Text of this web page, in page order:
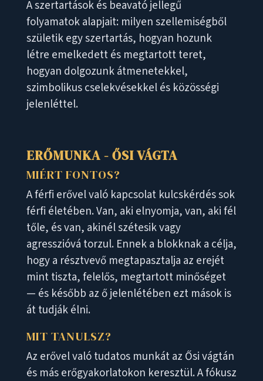
A szertartások és beavató jellegű
folyamatok alapjait: milyen szellemiségből
születik egy szertartás, hogyan hozunk
létre emelkedett és megtartott teret,
hogyan dolgozunk átmenetekkel,
szimbolikus cselekvésekkel és közösségi
jelenléttel.
ERŐMUNKA - ŐSI VÁGTA
MIÉRT FONTOS?
A férfi erővel való kapcsolat kulcskérdés sok
férfi életében. Van, aki elnyomja, van, aki fél
tőle, és van, akinél szétesik vagy
agresszióvá torzul. Ennek a blokknak a célja,
hogy a résztvevő megtapasztalja az erejét
mint tiszta, felelős, megtartott minőséget
— és később az ő jelenlétében ezt mások is
át tudják élni.
MIT TANULSZ?
Az erővel való tudatos munkát az Ősi vágtán
és más erőgyakorlatokon keresztül. A fókusz